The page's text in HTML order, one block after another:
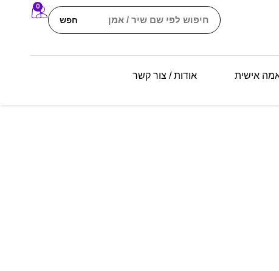
חפש
0
אישית אודות / צור קשר